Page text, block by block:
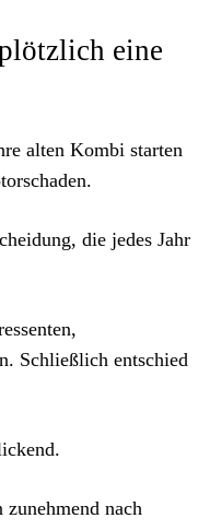
eine
alten Kombi starten
.
die jedes Jahr
Schließlich entschied
nach